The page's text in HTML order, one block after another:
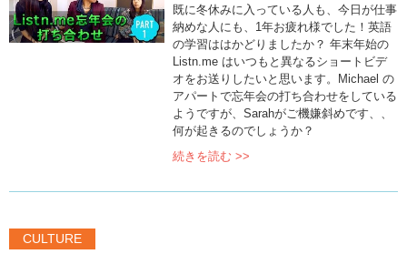
既に冬休みに入っている人も、今日が仕事
納めな人にも、1年お疲れ様でした！英語
の学習ははかどりましたか？ 年末年始の
Listn.me はいつもと異なるショートビデ
オをお送りしたいと思います。Michael の
アパートで忘年会の打ち合わせをしている
ようですが、Sarahがご機嫌斜めです、、
何が起きるのでしょうか？
続きを読む >>
CULTURE